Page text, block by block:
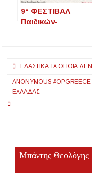
9° ΦΕΣΤΙΒΑΛ
Παιδικών-
τμημάτων στην
Πλοήγηση
άρθρων
ΕΛΑΣΤΙΚΆ ΤΑ ΟΠΟΊΑ
ANONYMOUS
ΕΛΛΆΔΑΣ
Μπάντης Θεολόγης